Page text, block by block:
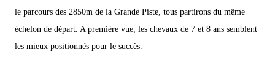
le parcours des 2850m de la Grande Piste, tous partirons du même
échelon de départ. A première vue, les chevaux de 7 et 8 ans semblent
les mieux positionnés pour le succès.